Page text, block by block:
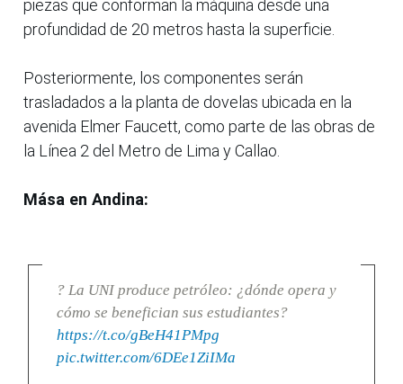
piezas que conforman la máquina desde una
profundidad de 20 metros hasta la superficie.
Posteriormente, los componentes serán
trasladados a la planta de dovelas ubicada en la
avenida Elmer Faucett, como parte de las obras de
la Línea 2 del Metro de Lima y Callao.
Mása en Andina:
? La UNI produce petróleo: ¿dónde opera y
cómo se benefician sus estudiantes?
https://t.co/gBeH41PMpg
pic.twitter.com/6DEe1ZiIMa